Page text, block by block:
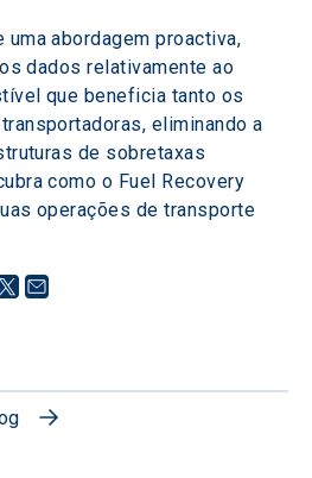
uma abordagem proactiva,
dados relativamente ao
que beneficia tanto os
eliminando a
de sobretaxas
como o Fuel Recovery
operações de transporte